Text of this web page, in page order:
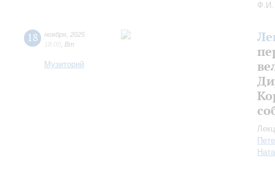
Ф.И.
18 ноября 2025
18:00 Вт
Музиторий